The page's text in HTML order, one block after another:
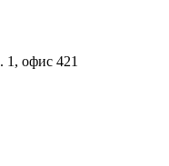
1, офис 421